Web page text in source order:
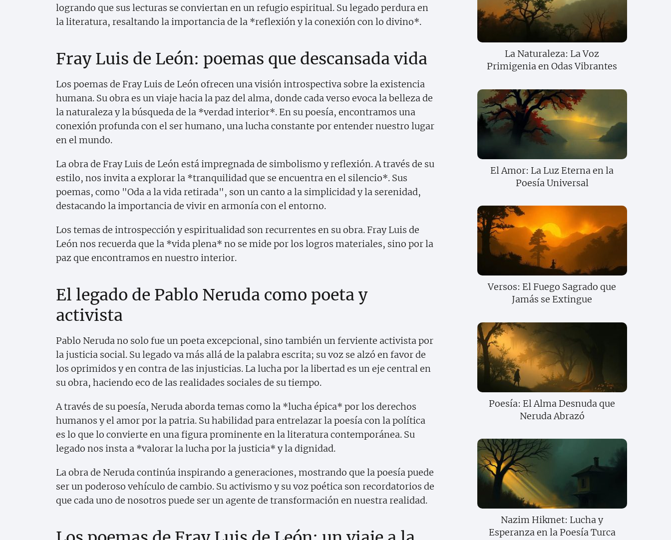
logrando que sus lecturas se conviertan en un refugio espiritual. Su legado perdura en
la literatura, resaltando la importancia de la *reflexión y la conexión con lo divino*.
Fray Luis de León: poemas que descansada vida
Los poemas de Fray Luis de León ofrecen una visión introspectiva sobre la existencia
humana. Su obra es un viaje hacia la paz del alma, donde cada verso evoca la belleza de
la naturaleza y la búsqueda de la *verdad interior*. En su poesía, encontramos una
conexión profunda con el ser humano, una lucha constante por entender nuestro lugar
en el mundo.
La obra de Fray Luis de León está impregnada de simbolismo y reflexión. A través de su
estilo, nos invita a explorar la *tranquilidad que se encuentra en el silencio*. Sus
poemas, como "Oda a la vida retirada", son un canto a la simplicidad y la serenidad,
destacando la importancia de vivir en armonía con el entorno.
Los temas de introspección y espiritualidad son recurrentes en su obra. Fray Luis de
León nos recuerda que la *vida plena* no se mide por los logros materiales, sino por la
paz que encontramos en nuestro interior.
El legado de Pablo Neruda como poeta y
activista
Pablo Neruda no solo fue un poeta excepcional, sino también un ferviente activista por
la justicia social. Su legado va más allá de la palabra escrita; su voz se alzó en favor de
los oprimidos y en contra de las injusticias. La lucha por la libertad es un eje central en
su obra, haciendo eco de las realidades sociales de su tiempo.
A través de su poesía, Neruda aborda temas como la *lucha épica* por los derechos
humanos y el amor por la patria. Su habilidad para entrelazar la poesía con la política
es lo que lo convierte en una figura prominente en la literatura contemporánea. Su
legado nos insta a *valorar la lucha por la justicia* y la dignidad.
La obra de Neruda continúa inspirando a generaciones, mostrando que la poesía puede
ser un poderoso vehículo de cambio. Su activismo y su voz poética son recordatorios de
que cada uno de nosotros puede ser un agente de transformación en nuestra realidad.
La Naturaleza: La Voz
Primigenia en Odas Vibrantes
El Amor: La Luz Eterna en la
Poesía Universal
Versos: El Fuego Sagrado que
Jamás se Extingue
Poesía: El Alma Desnuda que
Neruda Abrazó
Nazim Hikmet: Lucha y
Esperanza en la Poesía Turca